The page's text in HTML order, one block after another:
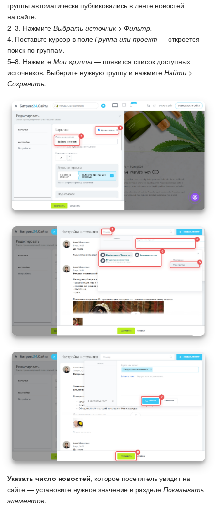
группы автоматически публиковались в ленте новостей
на сайте.
2–3. Нажмите Выбрать источник > Фильтр.
4. Поставьте курсор в поле Группа или проект — откроется
поиск по группам.
5–8. Нажмите Мои группы — появится список доступных
источников. Выберите нужную группу и нажмите Найти >
Сохранить.
Указать число новостей, которое посетитель увидит на
сайте — установите нужное значение в разделе Показывать
элементов.